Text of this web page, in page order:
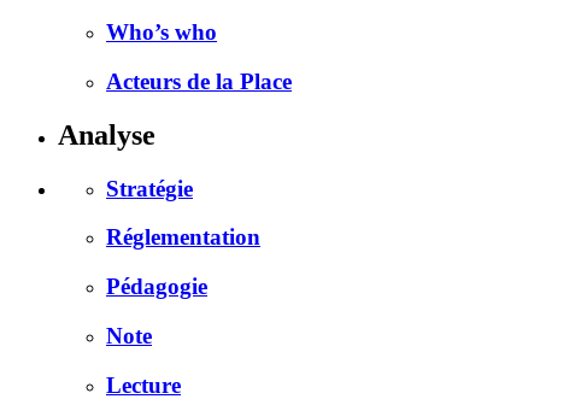
Who’s who
Acteurs de la Place
Analyse
Stratégie
Réglementation
Pédagogie
Note
Lecture